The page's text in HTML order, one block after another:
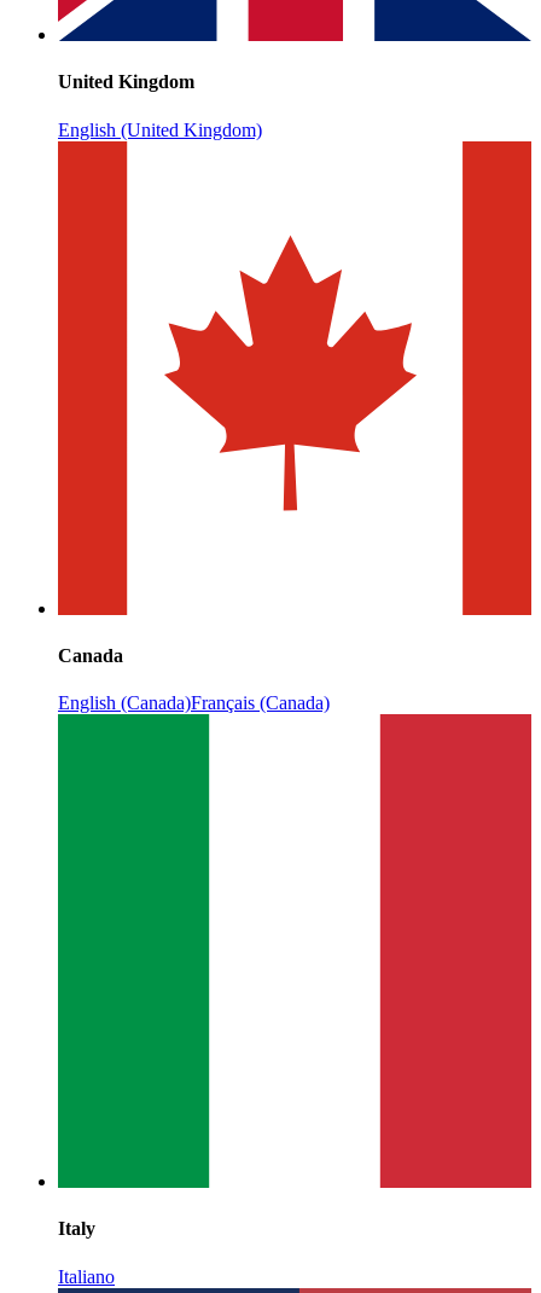
United Kingdom
English (United Kingdom)
Canada
English (Canada)Français (Canada)
Italy
Italiano